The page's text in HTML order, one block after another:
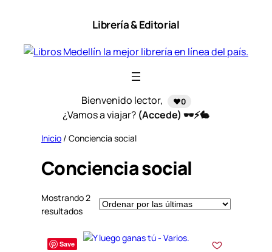
contenido
Librería & Editorial
Bienvenido lector, ❤️0
¿Vamos a viajar? (Accede) 🕶️⚡🐇
Inicio / Conciencia social
Conciencia social
Mostrando 2
resultadosS
r
Save